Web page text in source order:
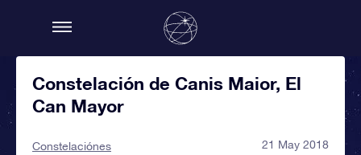
Constelación de Canis Maior, El
Can Mayor
Constelaciónes 21 May 2018